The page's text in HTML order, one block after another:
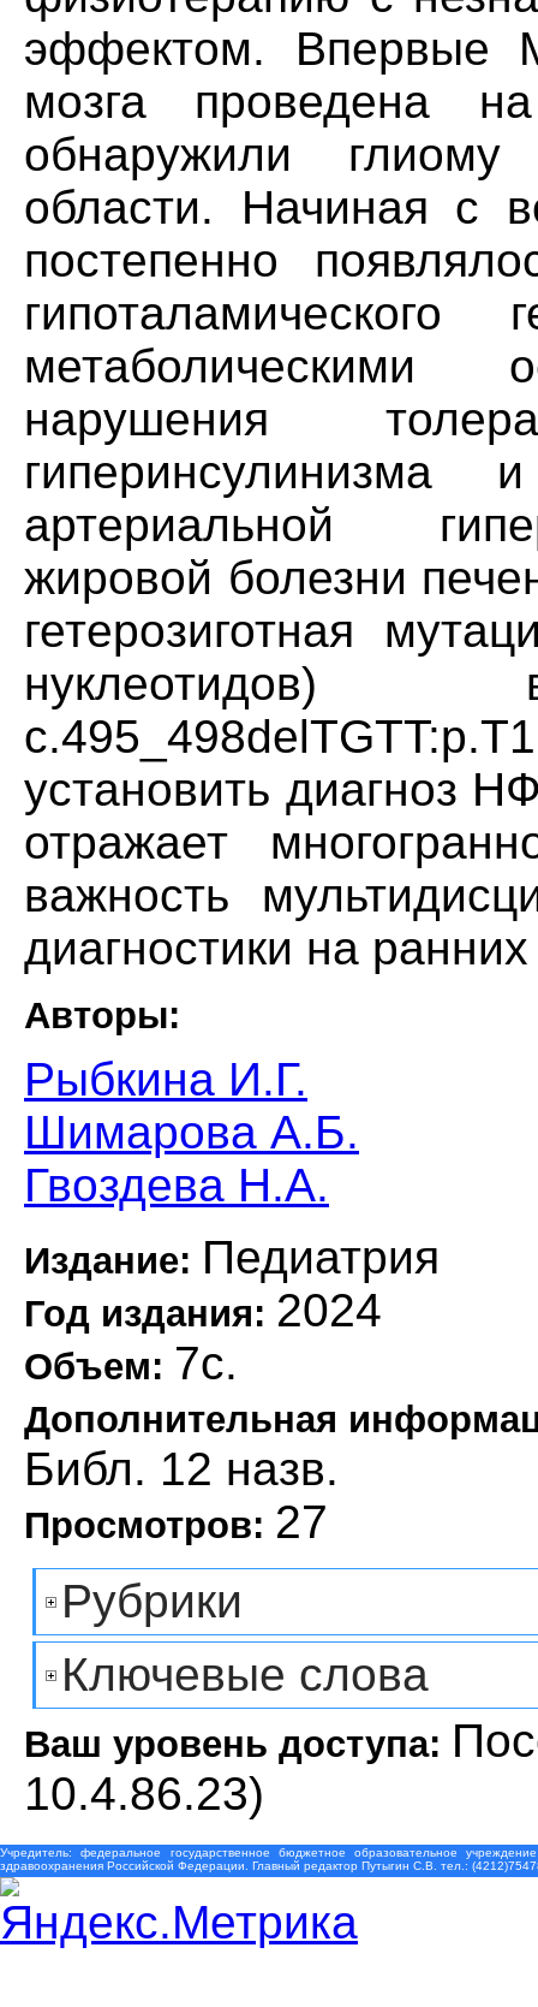
эффектом. Впервые
мозга проведена
обнаружили глиому
области. Начиная с
постепенно
нарушения
гиперинсулинизма и
артериальной
жировой болезни
гетерозиготная
установить диагноз
отражает
важность
диагностики на
Авторы:
Рыбкина И.Г.
Шимарова А.Б.
Гвоздева Н.А.
Издание: Педиатрия
Год издания: 2024
Объем: 7с.
Дополнительная
Библ. 12 назв.
Просмотров: 27
Рубрики
Ключевые слова
Ваш уровень доступа:
10.4.86.23)
Учредитель: федеральное государственное бюджетное образовательное
здравоохранения Российской Федерации. Главный редактор Путыгин С.В. тел.: